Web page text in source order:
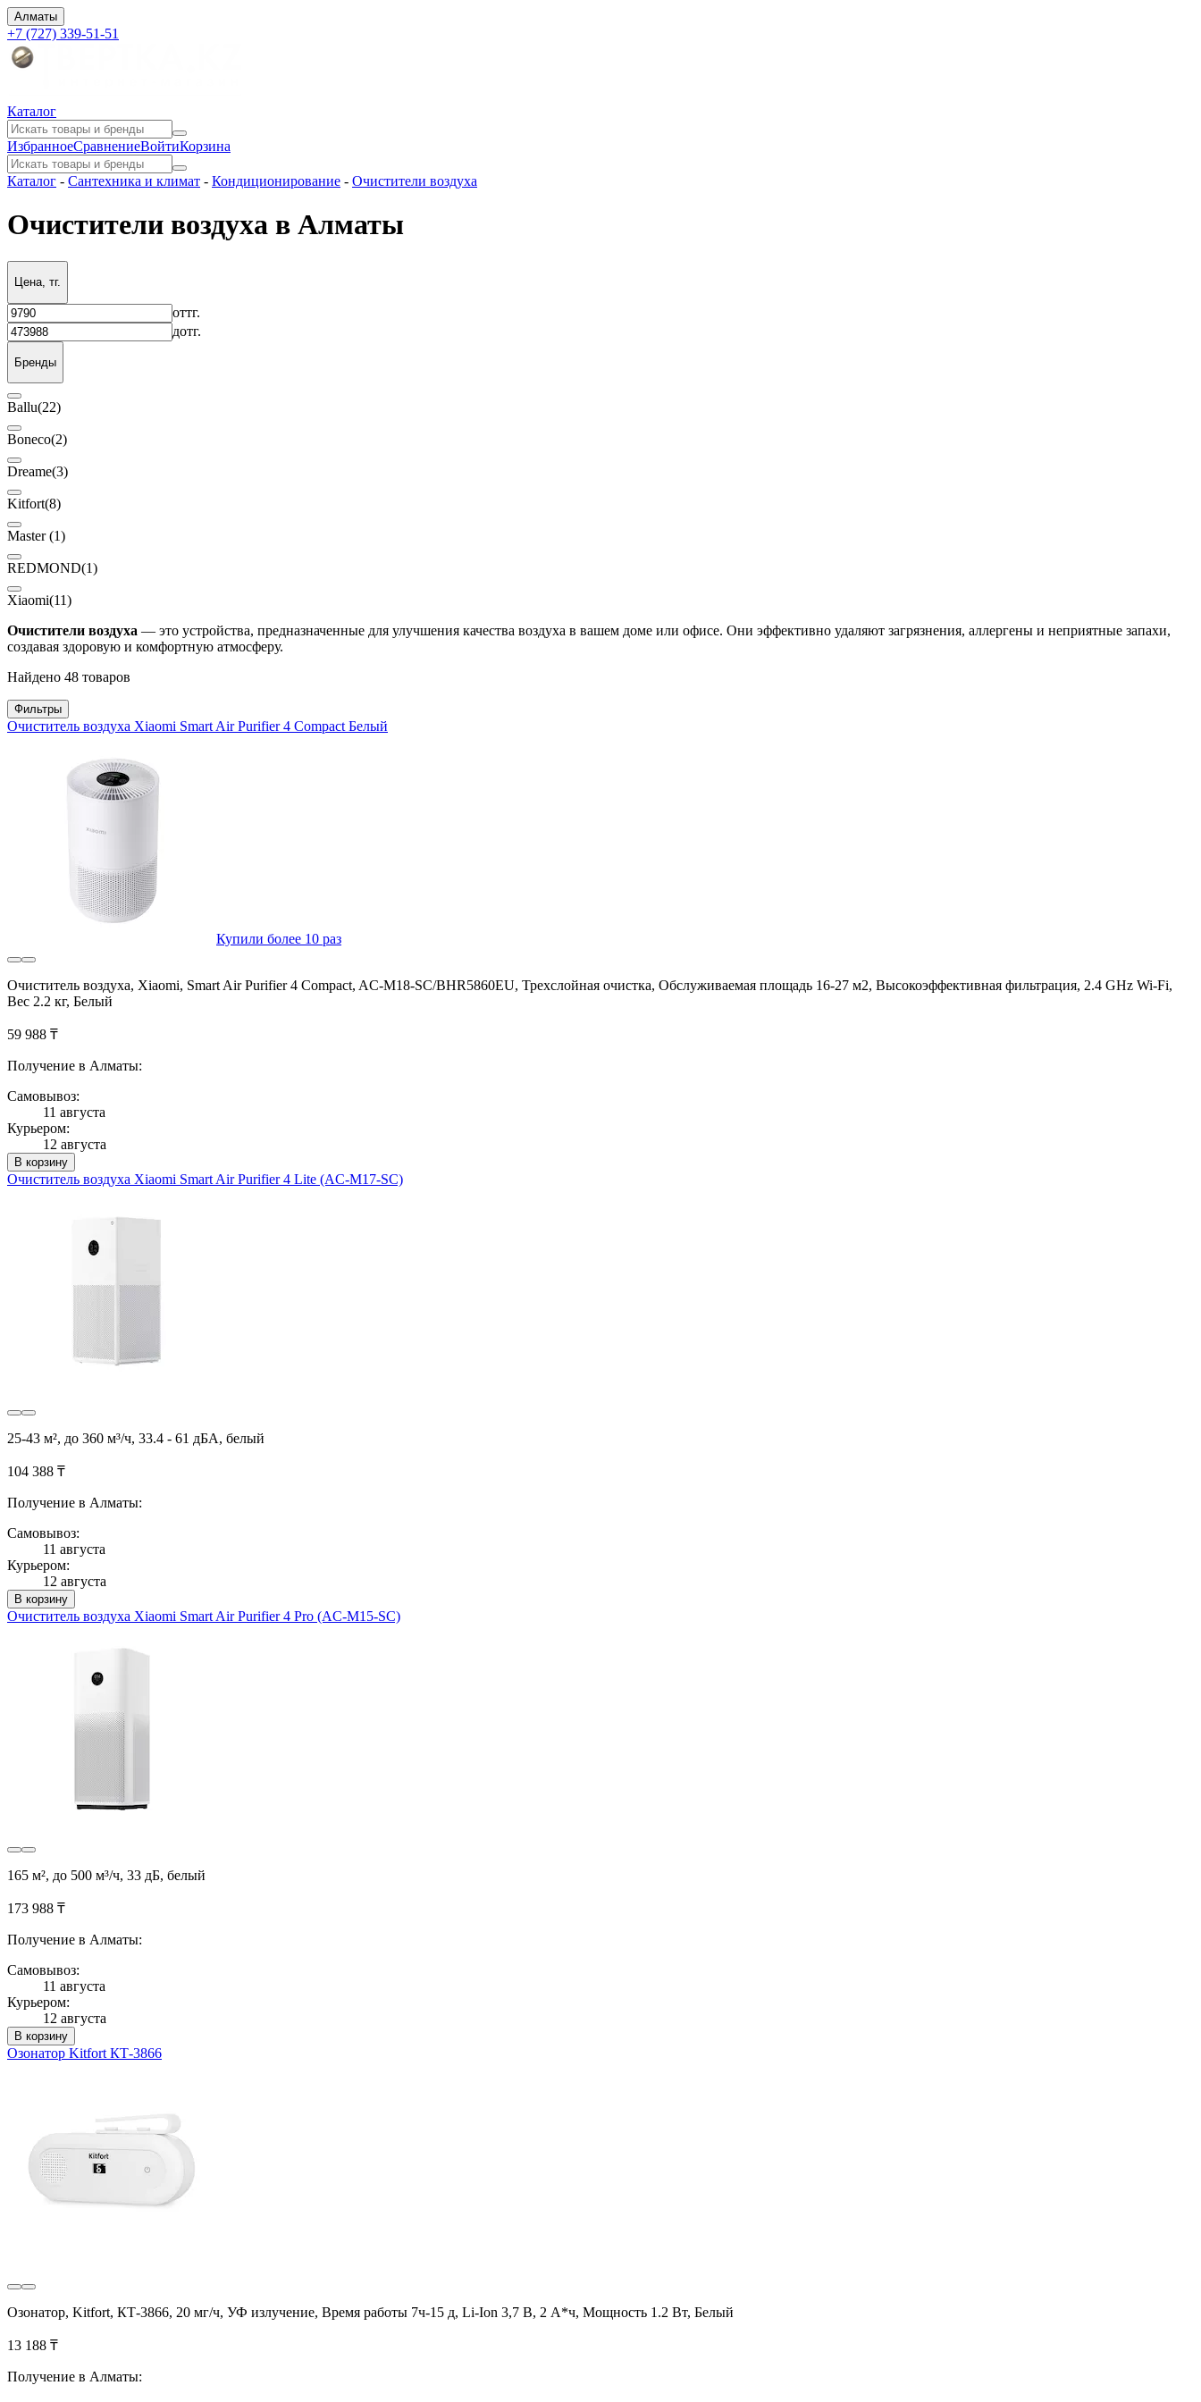
Алматы
+7 (727) 339-51-51
Каталог
ИзбранноеСравнениеВойтиКорзина
Каталог - Сантехника и климат - Кондиционирование - Очистители воздуха
Очистители воздуха в Алматы
Цена, тг.
оттг.
дотг.
Бренды
Ballu(22)
Boneco(2)
Dreame(3)
Kitfort(8)
Master(1)
REDMOND(1)
Xiaomi(11)
Очистители воздуха — это устройства, предназначенные для улучшения качества воздуха в вашем доме или офисе. Они эффективно удаляют загрязнения, аллергены и неприятные запахи,
создавая здоровую и комфортную атмосферу.
Найдено 48 товаров
Фильтры
Очиститель воздуха Xiaomi Smart Air Purifier 4 Compact Белый
Купили более 10 раз
Очиститель воздуха, Xiaomi, Smart Air Purifier 4 Compact, AC-M18-SC/BHR5860EU, Трехслойная очистка, Обслуживаемая площадь 16-27 м2, Высокоэффективная фильтрация, 2.4 GHz Wi-Fi,
Вес 2.2 кг, Белый
59 988 ₸
Получение в Алматы:
Самовывоз:
11 августа
Курьером:
12 августа
В корзину
Очиститель воздуха Xiaomi Smart Air Purifier 4 Lite (AC-M17-SC)
25-43 м², до 360 м³/ч, 33.4 - 61 дБА, белый
104 388 ₸
Получение в Алматы:
Самовывоз:
11 августа
Курьером:
12 августа
В корзину
Очиститель воздуха Xiaomi Smart Air Purifier 4 Pro (AC-M15-SC)
165 м², до 500 м³/ч, 33 дБ, белый
173 988 ₸
Получение в Алматы:
Самовывоз:
11 августа
Курьером:
12 августа
В корзину
Озонатор Kitfort КТ-3866
Озонатор, Kitfort, КТ-3866, 20 мг/ч, УФ излучение, Время работы 7ч-15 д, Li-Ion 3,7 В, 2 А*ч, Мощность 1.2 Вт, Белый
13 188 ₸
Получение в Алматы: